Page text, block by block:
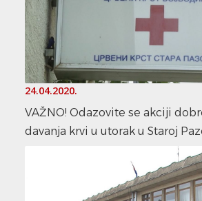
24.04.2020.
VAŽNO! Odazovite se akciji
davanja krvi u utorak u Staroj